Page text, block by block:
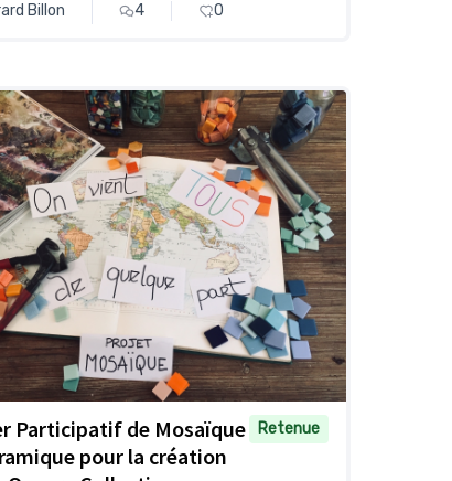
Billon 4 0
Participatif de Mosaïque
pour la création
Retenue